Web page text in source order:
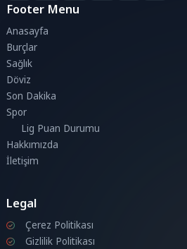
Footer Menu
Anasayfa
Burçlar
Sağlık
Döviz
Son Dakika
Spor
Lig Puan Durumu
Hakkımızda
İletişim
Legal
Çerez Politikası
Gizlilik Politikası